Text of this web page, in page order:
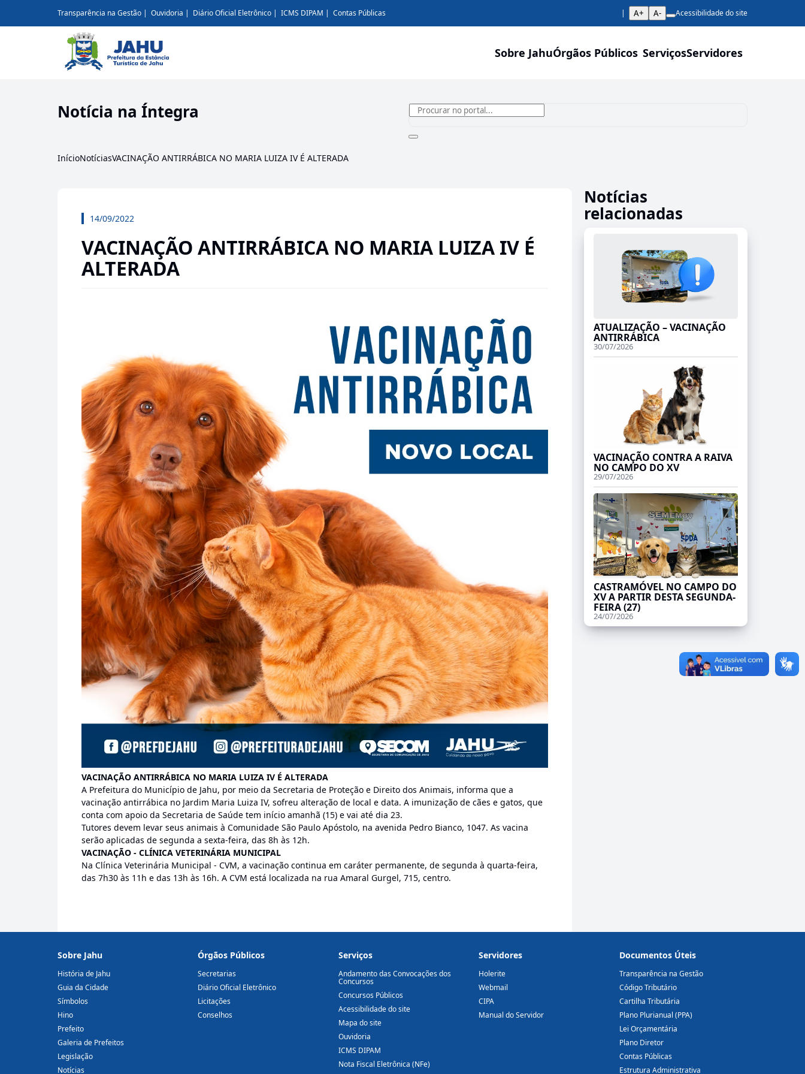
Transparência na Gestão Ouvidoria Diário Oficial Eletrônico ICMS DIPAM Contas Públicas A+ A- Acessibilidade do site
Sobre JahuÓrgãos Públicos ServiçosServidores
Notícia na Íntegra
InícioNotíciasVACINAÇÃO ANTIRRÁBICA NO MARIA LUIZA IV É ALTERADA
14/09/2022
VACINAÇÃO ANTIRRÁBICA NO MARIA LUIZA IV É
ALTERADA
VACINAÇÃO ANTIRRÁBICA NO MARIA LUIZA IV É ALTERADA
A Prefeitura do Município de Jahu, por meio da Secretaria de Proteção e Direito dos Animais, informa que a
vacinação antirrábica no Jardim Maria Luiza IV, sofreu alteração de local e data. A imunização de cães e gatos, que
conta com apoio da Secretaria de Saúde tem início amanhã (15) e vai até dia 23.
Tutores devem levar seus animais à Comunidade São Paulo Apóstolo, na avenida Pedro Bianco, 1047. As vacina
serão aplicadas de segunda a sexta-feira, das 8h às 12h.
VACINAÇÃO - CLÍNICA VETERINÁRIA MUNICIPAL
Na Clínica Veterinária Municipal - CVM, a vacinação continua em caráter permanente, de segunda à quarta-feira,
das 7h30 às 11h e das 13h às 16h. A CVM está localizada na rua Amaral Gurgel, 715, centro.
Notícias
relacionadas
ATUALIZAÇÃO – VACINAÇÃO
ANTIRRÁBICA
30/07/2026
VACINAÇÃO CONTRA A RAIVA
NO CAMPO DO XV
29/07/2026
CASTRAMÓVEL NO CAMPO DO
XV A PARTIR DESTA SEGUNDA-
FEIRA (27)
24/07/2026
Sobre Jahu
História de Jahu
Guia da Cidade
Símbolos
Hino
Prefeito
Galeria de Prefeitos
Legislação
Notícias
Órgãos Públicos
Secretarias
Diário Oficial Eletrônico
Licitações
Conselhos
Serviços
Andamento das Convocações dos
Concursos
Concursos Públicos
Acessibilidade do site
Mapa do site
Ouvidoria
ICMS DIPAM
Nota Fiscal Eletrônica (NFe)
Servidores
Holerite
Webmail
CIPA
Manual do Servidor
Documentos Úteis
Transparência na Gestão
Código Tributário
Cartilha Tributária
Plano Plurianual (PPA)
Lei Orçamentária
Plano Diretor
Contas Públicas
Estrutura Administrativa